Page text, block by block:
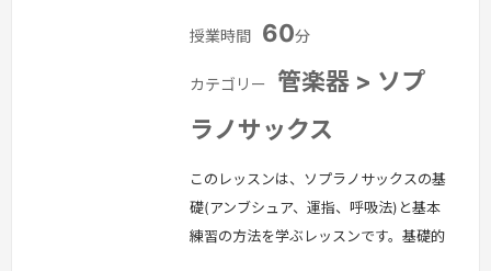
授業時間 60分
カテゴリー
管楽器 > ソプ
ラノサックス
このレッスンは、ソプラノサックスの基
礎(アンブシュア、運指、呼吸法)と基本
練習の方法を学ぶレッスンです。基礎的